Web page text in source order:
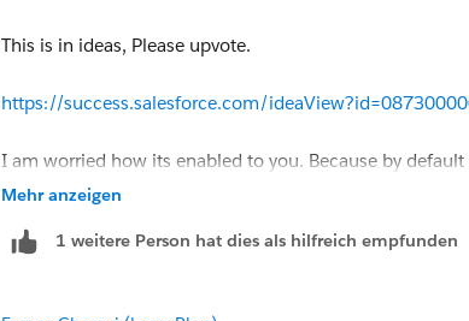
This is in ideas, Please upvote.
https://success.salesforce.com/
I am worried how its enabled to you. Because by
Mehr anzeigen
1 weitere Person hat dies als hilfreich empfunden